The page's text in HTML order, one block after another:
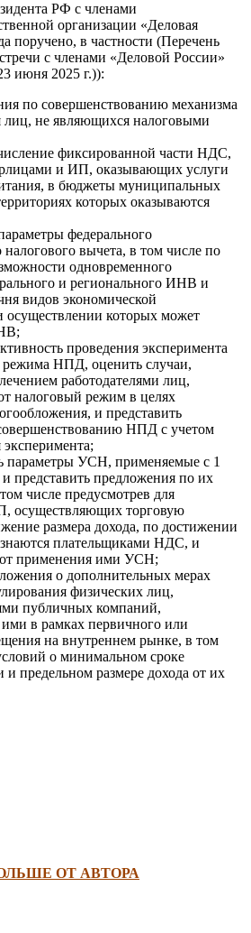
РФ с членами
организации «Деловая
поручено, в частности (Перечень
с членами «Деловой России»
июня 2025 г.)):
по совершенствованию механизма
лиц, не являющихся налоговыми
фиксированной части НДС,
и ИП, оказывающих услуги
в бюджеты муниципальных
которых оказываются
федерального
вычета, в том числе по
одновременного
и регионального ИНВ и
видов экономической
осуществлении которых может
проведения эксперимента
НПД, оценить случаи,
работодателями лиц,
налоговый режим в целях
и представить
НПД с учетом
параметры УСН, применяемые с 1
и представить предложения по их
числе предусмотрев для
осуществляющих торговую
размера дохода, по достижении
плательщиками НДС, и
от применения ими УСН;
о дополнительных мерах
физических лиц,
публичных компаний,
в рамках первичного или
на внутреннем рынке, в том
о минимальном сроке
и предельном размере дохода от их
ОТ АВТОРА